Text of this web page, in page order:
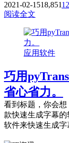
2021-02-1518,851
阅读全文
应用软件
巧用
省心省力。
看到标题，你会
款快速生成字幕
软件来快速生成